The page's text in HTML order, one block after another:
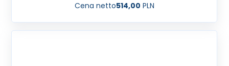
Cena netto514,00 PLN